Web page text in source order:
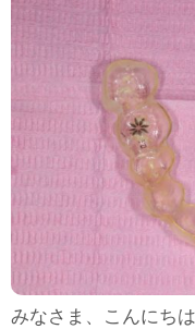
みなさま、こんにち